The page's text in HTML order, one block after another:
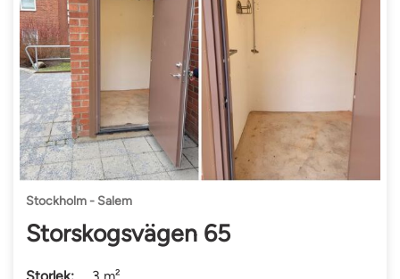
Stockholm - Salem
Storskogsvägen 65
Storlek:
3 m²